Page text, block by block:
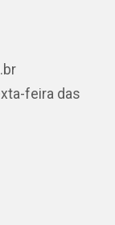
feira das